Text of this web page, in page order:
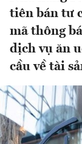
tiên bán tư
mã thông
dịch vụ ăn
cầu về tài